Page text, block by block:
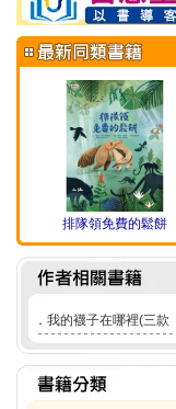
排隊領免費的鬆餅
． 我的襪子在哪裡(三款